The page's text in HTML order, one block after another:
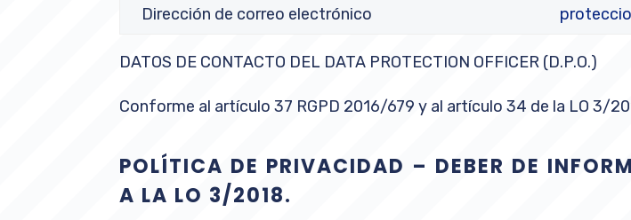
Dirección de correo electrónico
DATOS DE CONTACTO DEL DATA PROTECTION OFFICER (D.P.O.)
Conforme al artículo 37 RGPD 2016/679 y al artículo 34 de la LO 3/
POLÍTICA DE PRIVACIDAD – DEBER DE
A LA LO 3/2018.